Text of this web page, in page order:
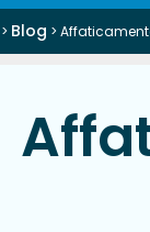
> Blog >